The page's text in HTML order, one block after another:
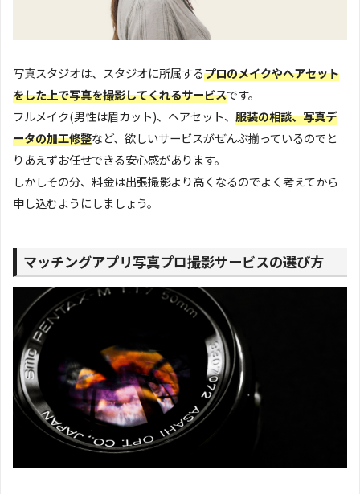
写真スタジオは、スタジオに所属するプロのメイクやヘアセット
をした上で写真を撮影してくれるサービスです。
フルメイク(男性は眉カット)、ヘアセット、 服装の相談、写真デ
ータの加工修整など、欲しいサービスがぜんぶ揃っているのでと
りあえずお任せできる安心感があります。
しかしその分、料金は出張撮影より高くなるのでよく考えてから
申し込むようにしましょう。
マッチングアプリ写真プロ撮影サービスの選び方